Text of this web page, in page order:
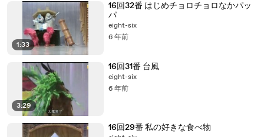
1:33
16回32番 はじめチョロチョロなかパッ
パ
eight-six
6 年前
3:29
16回31番 台風
eight-six
6 年前
16回29番 私の好きな食べ物